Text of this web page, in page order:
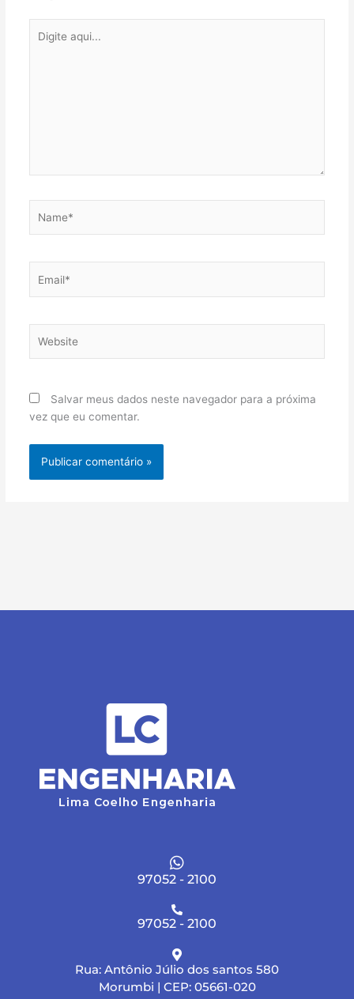
aqui...
Salvar meus dados neste navegador para a próxima
vez que eu comentar.
97052 - 2100
97052 - 2100
Rua: Antônio Júlio dos santos 580
Morumbi | CEP: 05661-020